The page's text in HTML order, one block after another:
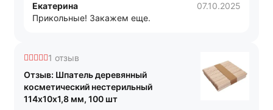
Екатерина
07.10.2025
Прикольные! Закажем еще.
1 отзыв
Отзыв: Шпатель деревянный
косметический нестерильный
114х10х1,8 мм, 100 шт